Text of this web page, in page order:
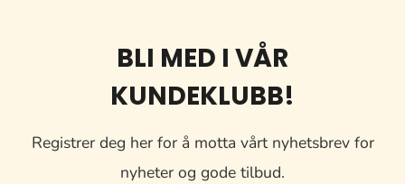
BLI MED I VÅR
KUNDEKLUBB!
Registrer deg her for å motta vårt nyhetsbrev for
nyheter og gode tilbud.